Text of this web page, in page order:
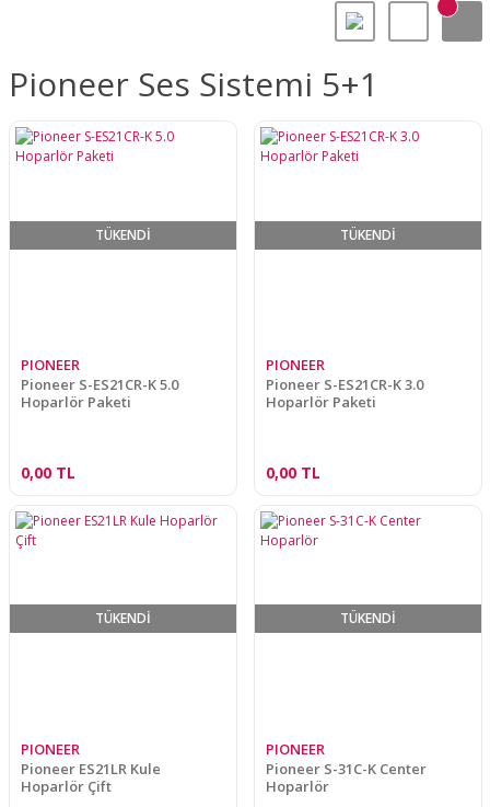
Pioneer Ses Sistemi 5+1
TÜKENDİ
PIONEER
Pioneer S-ES21CR-K 5.0
Hoparlör Paketi
0,00 TL
TÜKENDİ
PIONEER
Pioneer S-ES21CR-K 3.0
Hoparlör Paketi
0,00 TL
TÜKENDİ
PIONEER
Pioneer ES21LR Kule
Hoparlör Çift
TÜKENDİ
PIONEER
Pioneer S-31C-K Center
Hoparlör